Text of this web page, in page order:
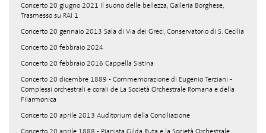
Concerto 20 giugno 2021 Il suono delle bellezza, Galleria Borghese,
Trasmesso su RAI 1
Concerto 20 gennaio 2013 Sala di Via dei Greci, Conservatorio di S. Cecilia
Concerto 20 febbraio 2024
Concerto 20 febbraio 2016 Cappella Sistina
Concerto 20 dicembre 1889 - Commemorazione di Eugenio Terziani -
Complessi orchestrali e corali de La Società Orchestrale Romana e della
Filarmonica
Concerto 20 aprile 2013 Auditorium della Conciliazione